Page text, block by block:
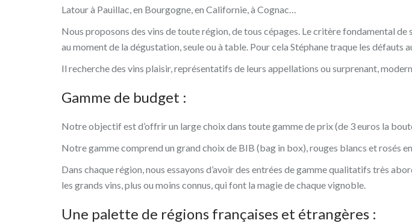
Latour à Pauillac, en Bourgogne, en Californie, à Cognac…
Nous proposons des vins de toute région, de tous cépages. Le critère fondamental
au moment de la dégustation, seule ou à table. Pour cela Stéphane traque les défauts
Il recherche des vins plaisir, représentatifs de leurs appellations ou surprenant,
Gamme de budget :
Notre objectif est d’offrir un large choix dans toute gamme de prix (de 3 euros la
Notre gamme comprend un grand choix de BIB (bag in box), rouges blancs et rosés
Dans chaque région, nous essayons d’avoir des entrées de gamme qualitatifs très
les grands vins, plus ou moins connus, qui font la magie de chaque vignoble.
Une palette de régions françaises et étrangères :